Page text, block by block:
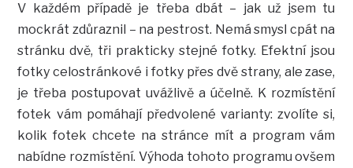
V každém případě je třeba dbát – jak už jsem tu
mockrát zdůraznil – na pestrost. Nemá smysl cpát na
stránku dvě, tři prakticky stejné fotky. Efektní jsou
fotky celostránkové i fotky přes dvě strany, ale zase,
je třeba postupovat uvážlivě a účelně. K rozmístění
fotek vám pomáhají předvolené varianty: zvolíte si,
kolik fotek chcete na stránce mít a program vám
nabídne rozmístění. Výhoda tohoto programu ovšem